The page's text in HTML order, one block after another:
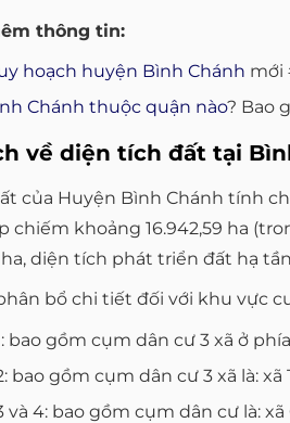
thông tin:
hoạch huyện Bình Chánh mới
Chánh thuộc quận nào? Bao
về diện tích đất tại
của Huyện Bình Chánh tính
chiếm khoảng 16.942,59 ha
ha, diện tích phát triển đất hạ
bổ chi tiết đối với khu vực
bao gồm cụm dân cư 3 xã ở
bao gồm cụm dân cư 3 xã là:
và 4: bao gồm cụm dân cư là: